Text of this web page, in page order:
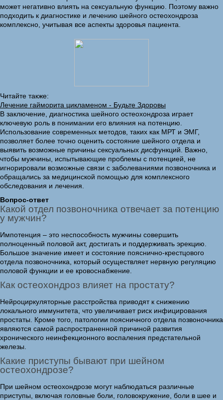
может негативно влиять на сексуальную функцию. Поэтому важно
подходить к диагностике и лечению шейного остеохондроза
комплексно, учитывая все аспекты здоровья пациента.
Читайте также:
Лечение гайморита цикламеном - Будьте Здоровы
В заключение, диагностика шейного остеохондроза играет
ключевую роль в понимании его влияния на потенцию.
Использование современных методов, таких как МРТ и ЭМГ,
позволяет более точно оценить состояние шейного отдела и
выявить возможные причины сексуальных дисфункций. Важно,
чтобы мужчины, испытывающие проблемы с потенцией, не
игнорировали возможные связи с заболеваниями позвоночника и
обращались за медицинской помощью для комплексного
обследования и лечения.
Вопрос-ответ
Какой отдел позвоночника отвечает за потенцию
у мужчин?
Импотенция – это неспособность мужчины совершить
полноценный половой акт, достигать и поддерживать эрекцию.
Большое значение имеет и состояние пояснично-крестцового
отдела позвоночника, который осуществляет нервную регуляцию
половой функции и ее кровоснабжение.
Как остеохондроз влияет на простату?
Нейроциркуляторные расстройства приводят к снижению
локального иммунитета, что увеличивает риск инфицирования
простаты. Кроме того, патологии поясничного отдела позвоночника
являются самой распространенной причиной развития
хронического неинфекционного воспаления предстательной
железы.
Какие приступы бывают при шейном
остеохондрозе?
При шейном остеохондрозе могут наблюдаться различные
приступы, включая головные боли, головокружение, боли в шее и